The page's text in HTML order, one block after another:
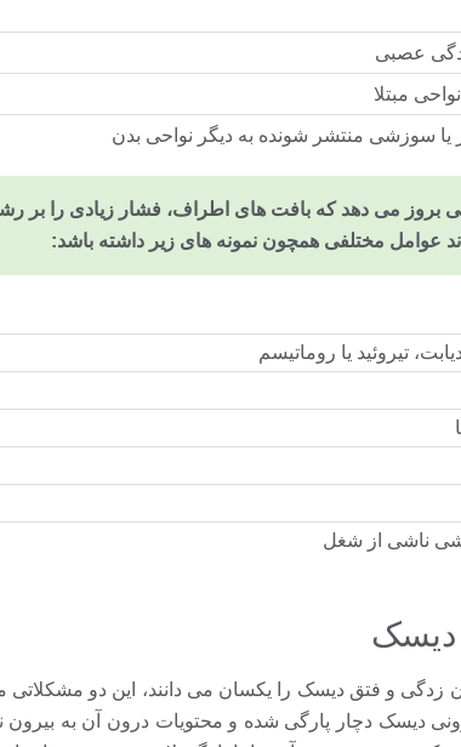
عصبی
مبتلا
یا سوزشی منتشر شونده به دیگر نواحی بدن
می دهد که بافت های اطراف، فشار زیادی را بر
عوامل مختلفی همچون نمونه های زیر داشته باشد:
تیروئید یا روماتیسم
ناشی از شغل
زدگی و فتق دیسک را یکسان می دانند، این دو مشکلاتی
دیسک دچار پارگی شده و محتویات درون آن به بیرون